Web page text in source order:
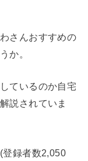
さんおすすめの
か。
ているのか自宅
説されていま
登録者数2,050